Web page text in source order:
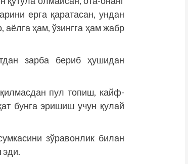
ерга қаратасан, ундан
аёлга ҳам, ўзингга ҳам жабр
зарба бериб ҳушидан
пул топиш, кайф-
бунга эришиш учун қулай
зўравонлик билан
эди.